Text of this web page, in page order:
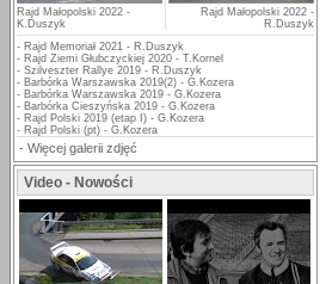
Rajd Małopolski 2022 -
K.Duszyk
Rajd Małopolski 2022 -
R.Duszyk
- Rajd Memoriał 2021 - R.Duszyk
- Rajd Ziemi Głubczyckiej 2020 - T.Kornel
- Szilveszter Rallye 2019 - R.Duszyk
- Barbórka Warszawska 2019(2) - G.Kozera
- Barbórka Warszawska 2019 - G.Kozera
- Barbórka Cieszyńska 2019 - G.Kozera
- Rajd Polski 2019 (etap I) - G.Kozera
- Rajd Polski (pt) - G.Kozera
- Więcej galerii zdjęć
Video - Nowości